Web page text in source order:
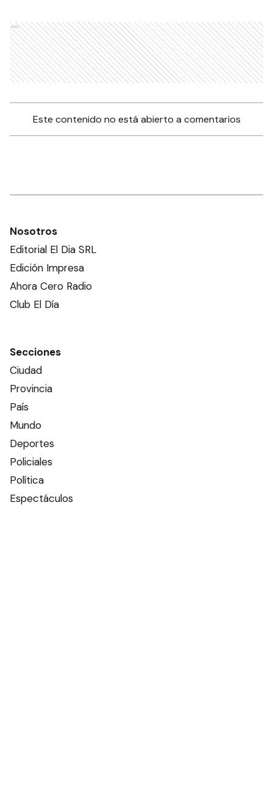
Ads
Este contenido no está abierto a comentarios
Nosotros
Editorial El Dia SRL
Edición Impresa
Ahora Cero Radio
Club El Día
Secciones
Ciudad
Provincia
País
Mundo
Deportes
Policiales
Política
Espectáculos